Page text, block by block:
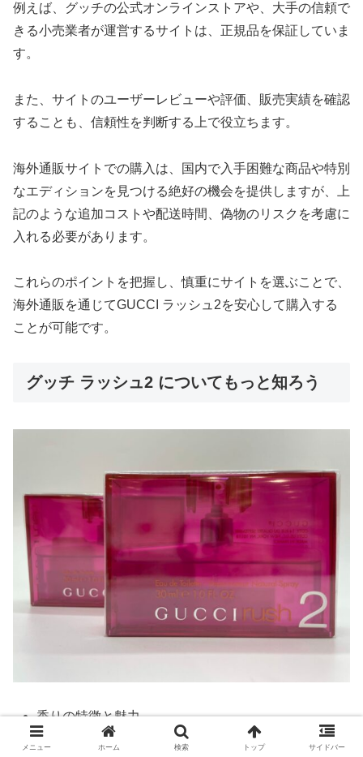
例えば、グッチの公式オンラインストアや、大手の信頼で
きる小売業者が運営するサイトは、正規品を保証していま
す。
また、サイトのユーザーレビューや評価、販売実績を確認
することも、信頼性を判断する上で役立ちます。
海外通販サイトでの購入は、国内で入手困難な商品や特別
なエディションを見つける絶好の機会を提供しますが、上
記のような追加コストや配送時間、偽物のリスクを考慮に
入れる必要があります。
これらのポイントを把握し、慎重にサイトを選ぶことで、
海外通販を通じてGUCCI ラッシュ2を安心して購入する
ことが可能です。
グッチ ラッシュ2 についてもっと知ろう
香りの特徴と魅力
芸能人愛用者とその影響
メニュー ホーム 検索 トップ サイドバー